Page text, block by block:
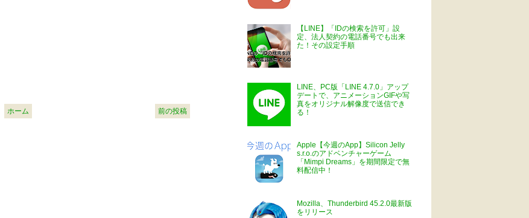
前の投稿
ホーム
【LINE】「IDの検索を許可」設
定、法人契約の電話番号でも出来
た！その設定手順
LINE、PC版「LINE 4.7.0」アップ
デートで、アニメーションGIFや写
真をオリジナル解像度で送信でき
る！
Apple【今週のApp】Silicon Jelly
s.r.o.のアドベンチャーゲーム
「Mimpi Dreams」を期間限定で無
料配信中！
Mozilla、Thunderbird 45.2.0最新版
をリリース